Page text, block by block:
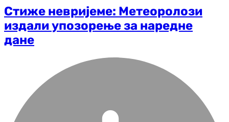
Стиже невријеме: Метеоролози
издали упозорење за наредне
дане